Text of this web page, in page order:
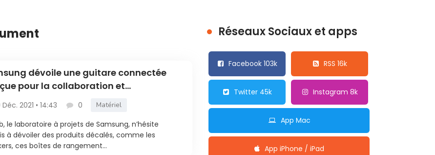
dévoile une guitare connectée
pour la collaboration et
2021 • 14:43 0 Matériel
le laboratoire à projets de Samsung, n’hésite
à dévoiler des produits décalés, comme les
ces boîtes de rangement...
Réseaux Sociaux et apps
Facebook 103k RSS 16k
Twitter 45k Instagram 8k
App Mac
App iPhone / iPad